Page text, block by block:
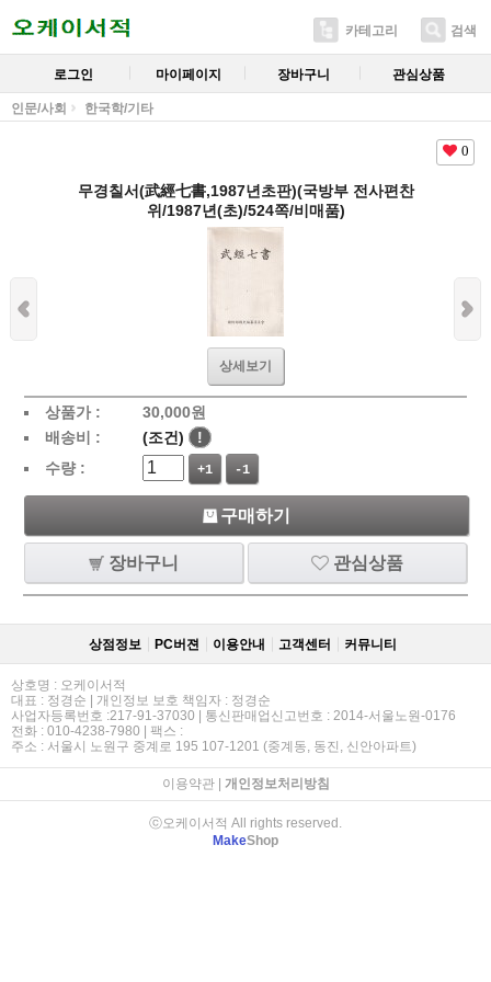
카테고리 검색
로그인 마이페이지 장바구니 관심상품
인문/사회 한국학/기타
0
무경칠서(武經七書,1987년초판)(국방부 전사편찬
위/1987년(초)/524쪽/비매품)
상세보기
상품가 : 30,000원
배송비 :
(조건)
!
수량 :
+1 -1
구매하기
장바구니 관심상품
상점정보 PC버젼 이용안내 고객센터 커뮤니티
상호명 : 오케이서적
대표 : 정경순 | 개인정보 보호 책임자 : 정경순
사업자등록번호 :217-91-37030 | 통신판매업신고번호 : 2014-서울노원-0176
전화 : 010-4238-7980 | 팩스 :
주소 : 서울시 노원구 중계로 195 107-1201 (중계동, 동진, 신안아파트)
이용약관| 개인정보처리방침
ⓒ오케이서적 All rights reserved.
MakeShop